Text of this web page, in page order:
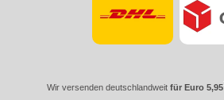
Wir versenden deutschlandweit für Euro 5,95